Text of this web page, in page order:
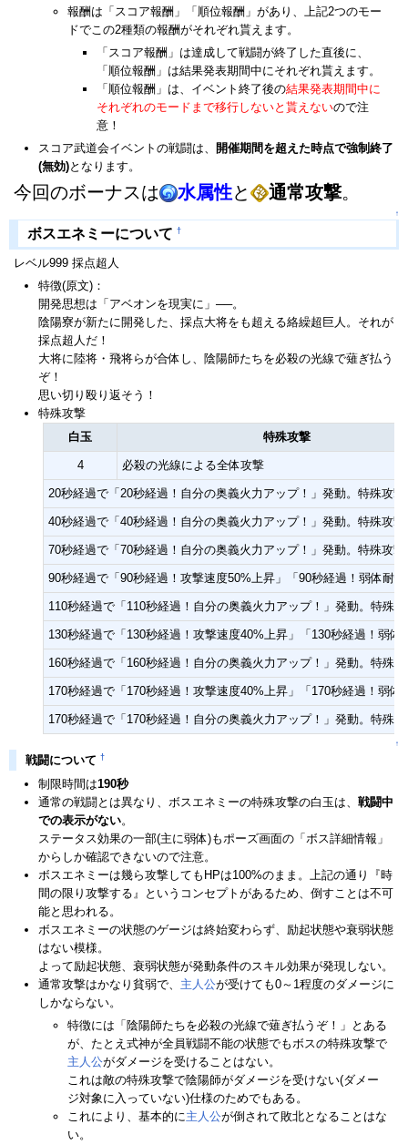
報酬は「スコア報酬」「順位報酬」があり、上記2つのモー
ドでこの2種類の報酬がそれぞれ貰えます。
「スコア報酬」は達成して戦闘が終了した直後に、
「順位報酬」は結果発表期間中にそれぞれ貰えます。
「順位報酬」は、イベント終了後の結果発表期間中に
それぞれのモードまで移行しないと貰えないので注
意！
スコア武道会イベントの戦闘は、 開催期間を超えた時点で強制終了
(無効)となります。
今回のボーナスは 水属性と 通常攻撃。
↑
ボスエネミーについて †
レベル999 採点超人
特徴(原文)：
開発思想は「アベオンを現実に」──。
陰陽寮が新たに開発した、採点大将をも超える絡繰超巨人。それが
採点超人だ！
大将に陸将・飛将らが合体し、陰陽師たちを必殺の光線で薙ぎ払う
ぞ！
思い切り殴り返そう！
特殊攻撃
白玉
特殊攻撃
4 必殺の光線による全体攻撃
20秒経過で「20秒経過！自分の奥義火力アップ！」発動。特殊攻
40秒経過で「40秒経過！自分の奥義火力アップ！」発動。特殊攻
70秒経過で「70秒経過！自分の奥義火力アップ！」発動。特殊攻
90秒経過で「90秒経過！攻撃速度50%上昇」「90秒経過！弱体耐
110秒経過で「110秒経過！自分の奥義火力アップ！」発動。特殊
130秒経過で「130秒経過！攻撃速度40%上昇」「130秒経過！弱
160秒経過で「160秒経過！自分の奥義火力アップ！」発動。特殊
170秒経過で「170秒経過！攻撃速度40%上昇」「170秒経過！弱
170秒経過で「170秒経過！自分の奥義火力アップ！」発動。特殊
↑
戦闘について †
制限時間は190秒
通常の戦闘とは異なり、ボスエネミーの特殊攻撃の白玉は、 戦闘中
での表示がない。
ステータス効果の一部(主に弱体)もポーズ画面の「ボス詳細情報」
からしか確認できないので注意。
ボスエネミーは幾ら攻撃してもHPは100%のまま。上記の通り『時
間の限り攻撃する』というコンセプトがあるため、倒すことは不可
能と思われる。
ボスエネミーの状態のゲージは終始変わらず、励起状態や衰弱状態
はない模様。
よって励起状態、衰弱状態が発動条件のスキル効果が発現しない。
通常攻撃はかなり貧弱で、 主人公が受けても0～1程度のダメージに
しかならない。
特徴には「陰陽師たちを必殺の光線で薙ぎ払うぞ！」とある
が、たとえ式神が全員戦闘不能の状態でもボスの特殊攻撃で
主人公がダメージを受けることはない。
これは敵の特殊攻撃で陰陽師がダメージを受けない(ダメー
ジ対象に入っていない)仕様のためでもある。
これにより、基本的に主人公が倒されて敗北となることはな
い。